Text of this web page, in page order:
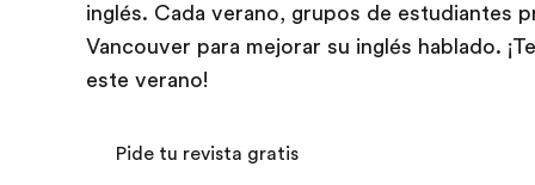
inglés. Cada verano, grupos de estudiantes
Vancouver para mejorar su inglés hablado.
este verano!
Pide tu revista gratis